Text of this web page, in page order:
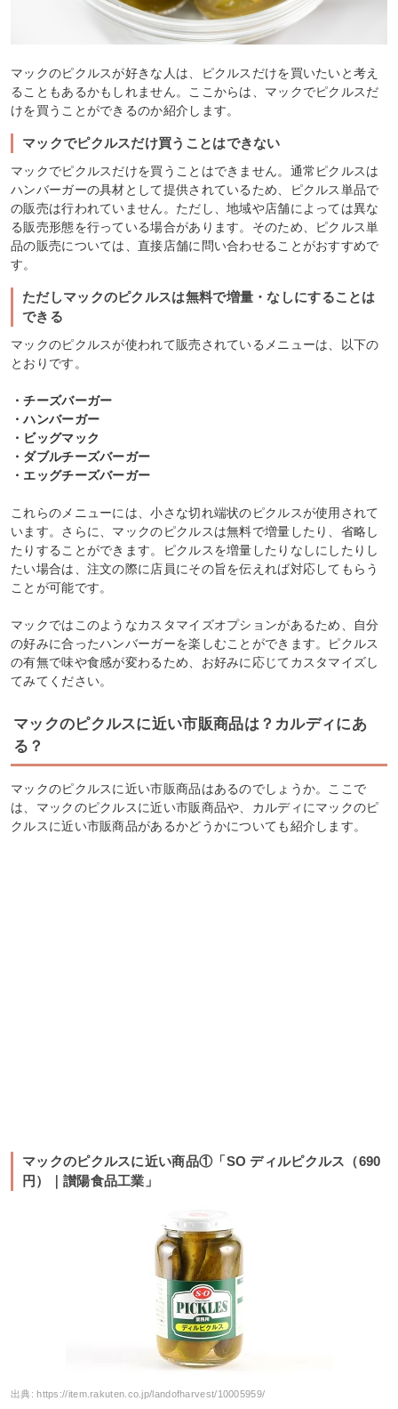
マックのピクルスが好きな人は、ピクルスだけを買いたいと考え
ることもあるかもしれません。ここからは、マックでピクルスだ
けを買うことができるのか紹介します。
マックでピクルスだけ買うことはできない
マックでピクルスだけを買うことはできません。通常ピクルスは
ハンバーガーの具材として提供されているため、ピクルス単品で
の販売は行われていません。ただし、地域や店舗によっては異な
る販売形態を行っている場合があります。そのため、ピクルス単
品の販売については、直接店舗に問い合わせることがおすすめで
す。
ただしマックのピクルスは無料で増量・なしにすることは
できる
マックのピクルスが使われて販売されているメニューは、以下の
とおりです。
・チーズバーガー
・ハンバーガー
・ビッグマック
・ダブルチーズバーガー
・エッグチーズバーガー
これらのメニューには、小さな切れ端状のピクルスが使用されて
います。さらに、マックのピクルスは無料で増量したり、省略し
たりすることができます。ピクルスを増量したりなしにしたりし
たい場合は、注文の際に店員にその旨を伝えれば対応してもらう
ことが可能です。
マックではこのようなカスタマイズオプションがあるため、自分
の好みに合ったハンバーガーを楽しむことができます。ピクルス
の有無で味や食感が変わるため、お好みに応じてカスタマイズし
てみてください。
マックのピクルスに近い市販商品は？カルディにあ
る？
マックのピクルスに近い市販商品はあるのでしょうか。ここで
は、マックのピクルスに近い市販商品や、カルディにマックのピ
クルスに近い市販商品があるかどうかについても紹介します。
マックのピクルスに近い商品①「SO ディルピクルス（690
円）｜讃陽食品工業」
出典:https://item.rakuten.co.jp/landofharvest/10005959/